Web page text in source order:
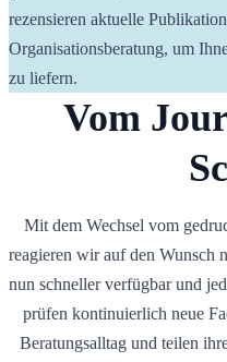
rezensieren aktuelle
Organisationsberatung, um
zu liefern.
Vom
Mit dem Wechsel vom
reagieren wir auf den Wunsch
nun schneller verfügbar und
prüfen kontinuierlich neue
Beratungsalltag und teilen